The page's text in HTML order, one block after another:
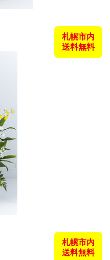
札幌市内
送料無料
札幌市内
送料無料